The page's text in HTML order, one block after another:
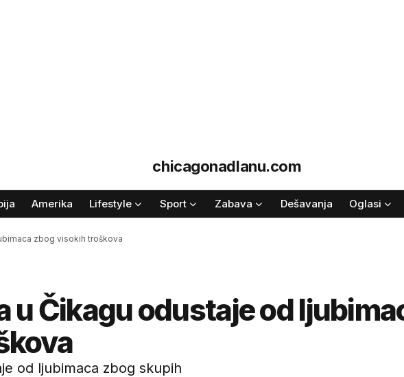
chicagonadlanu.com
Amerika Lifestyle Sport Zabava Dešavanja Oglasi
zbog visokih troškova
u Čikagu odustaje od
od ljubimaca zbog skupih